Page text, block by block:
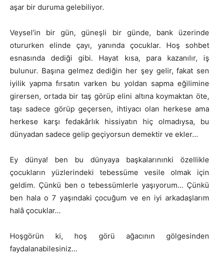
aşar bir duruma gelebiliyor.
Veysel’in bir gün, güneşli bir günde, bank üzerinde
otururken elinde çayı, yanında çocuklar. Hoş sohbet
esnasında dediği gibi. Hayat kısa, para kazanılır, iş
bulunur. Başına gelmez dediğin her şey gelir, fakat sen
iyilik yapma fırsatın varken bu yoldan sapma eğilimine
girersen, ortada bir taş görüp elini altına koymaktan öte,
taşı sadece görüp geçersen, ihtiyacı olan herkese ama
herkese karşı fedakârlık hissiyatın hiç olmadıysa, bu
dünyadan sadece gelip geçiyorsun demektir ve ekler…
Ey dünya! ben bu dünyaya başkalarınınki özellikle
çocukların yüzlerindeki tebessüme vesile olmak için
geldim. Çünkü ben o tebessümlerle yaşıyorum… Çünkü
ben hala o 7 yaşındaki çocuğum ve en iyi arkadaşlarım
halâ çocuklar…
Hoşgörün ki, hoş görü ağacının gölgesinden
faydalanabilesiniz…